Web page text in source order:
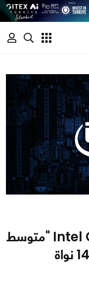
معالج Intel Core i7-12700H "متوسط